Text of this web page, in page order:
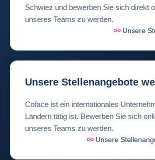
Schwiez und bewerben Sie sich direkt
unseres Teams zu werden.
Unsere
Unsere Stellenangebote
Coface ist ein internationales
Ländern tätig ist. Bewerben Sie sich
unseres Teams zu werden.
Unsere